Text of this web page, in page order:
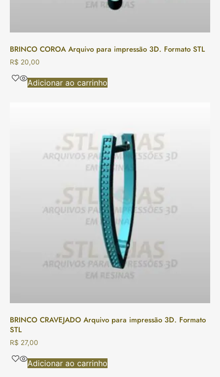
BRINCO COROA Arquivo para impressão 3D. Formato STL
R$ 20,00
Adicionar ao carrinho
BRINCO CRAVEJADO Arquivo para impressão 3D. Formato
STL
R$ 27,00
Adicionar ao carrinho